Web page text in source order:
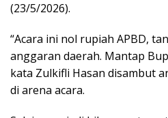
(23/5/2026).
“Acara ini nol rupiah APBD,
anggaran daerah. Mantap
kata Zulkifli Hasan disambut
di arena acara.